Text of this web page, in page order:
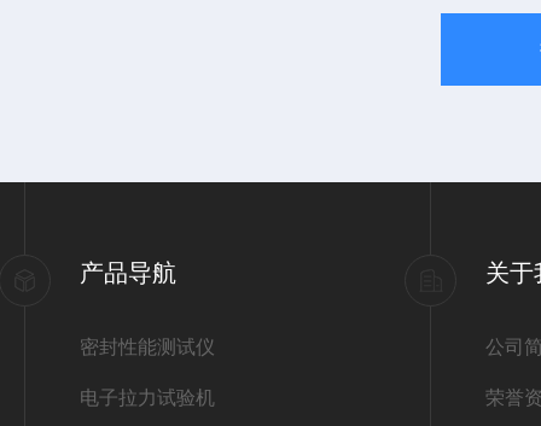
产品导航
密封性能测试仪
电子拉力试验机
关于
公司
荣誉